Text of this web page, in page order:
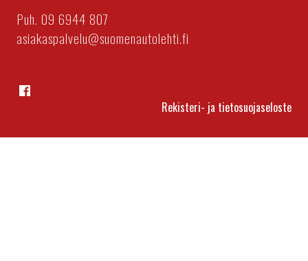
Puh. 09 6944 807
asiakaspalvelu@suomenautolehti.fi
Rekisteri- ja tietosuojaseloste